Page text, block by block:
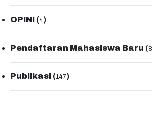
OPINI (4)
Pendaftaran Mahasiswa Baru (8
Publikasi (147)